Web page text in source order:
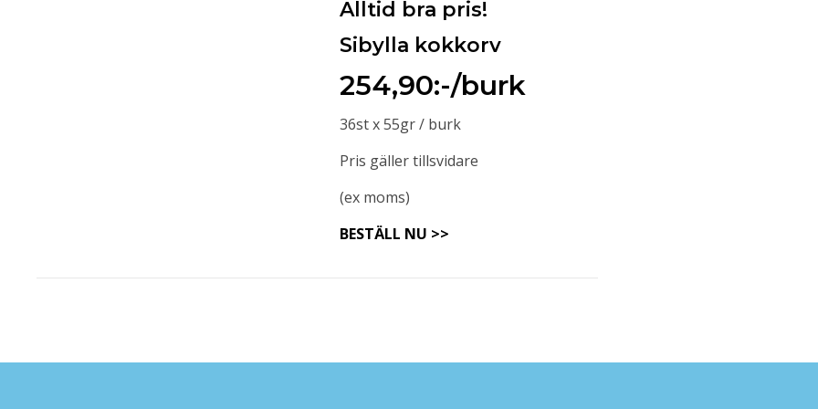
Alltid bra pris!
Sibylla kokkorv
254,90:-/burk
36st x 55gr / burk
Pris gäller tillsvidare
(ex moms)
BESTÄLL NU >>